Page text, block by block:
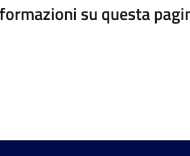
su questa